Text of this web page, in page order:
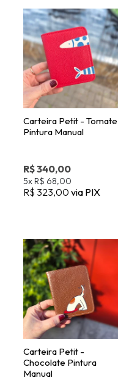
Carteira Petit - Tomate
Pintura Manual
R$ 340,00
5xR$ 68,00
R$ 323,00via PIX
Carteira Petit -
Chocolate Pintura
Manual
R$ 340,00
5xR$ 68,00
R$ 323,00via PIX